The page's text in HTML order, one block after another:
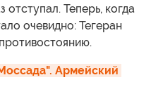
отступал. Теперь, когда
очевидно: Тегеран
Армейский